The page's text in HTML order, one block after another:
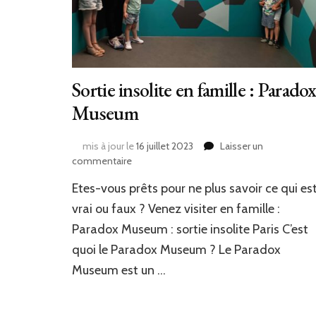
Sortie insolite en famille : Paradox
Museum
mis à jour le16 juillet 2023
Laisser un
commentairesur
insolite
en
:
Paradox
Museum
Etes-vous prêts pour ne plus savoir ce qui
vrai ou faux ? Venez visiter en famille :
Paradox Museum : sortie insolite Paris C’est
quoi le Paradox Museum ? Le Paradox
Museum est un …